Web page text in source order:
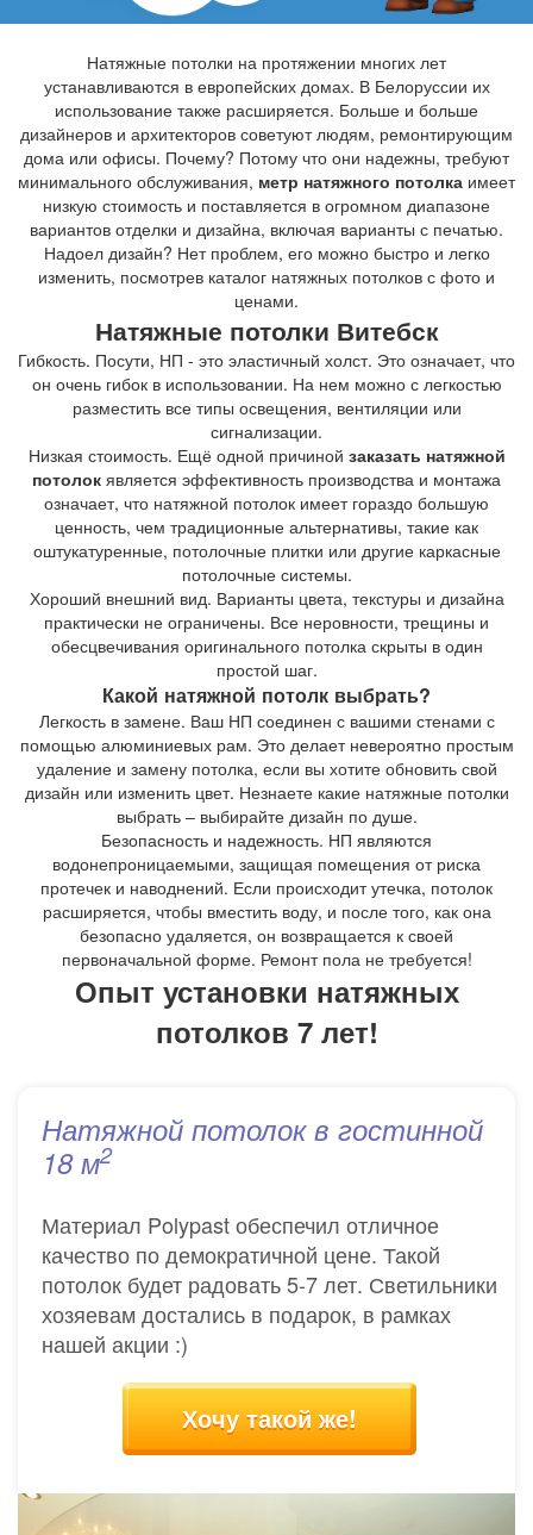
Натяжные потолки на протяжении многих лет
устанавливаются в европейских домах. В Белоруссии их
использование также расширяется. Больше и больше
дизайнеров и архитекторов советуют людям, ремонтирующим
дома или офисы. Почему? Потому что они надежны, требуют
минимального обслуживания, метр натяжного потолка имеет
низкую стоимость и поставляется в огромном диапазоне
вариантов отделки и дизайна, включая варианты с печатью.
Надоел дизайн? Нет проблем, его можно быстро и легко
изменить, посмотрев каталог натяжных потолков с фото и
ценами.
Натяжные потолки Витебск
Гибкость. Посути, НП - это эластичный холст. Это означает, что
он очень гибок в использовании. На нем можно с легкостью
разместить все типы освещения, вентиляции или
сигнализации.
Низкая стоимость. Ещё одной причиной заказать натяжной
потолок является эффективность производства и монтажа
означает, что натяжной потолок имеет гораздо большую
ценность, чем традиционные альтернативы, такие как
оштукатуренные, потолочные плитки или другие каркасные
потолочные системы.
Хороший внешний вид. Варианты цвета, текстуры и дизайна
практически не ограничены. Все неровности, трещины и
обесцвечивания оригинального потолка скрыты в один
простой шаг.
Какой натяжной потолк выбрать?
Легкость в замене. Ваш НП соединен с вашими стенами с
помощью алюминиевых рам. Это делает невероятно простым
удаление и замену потолка, если вы хотите обновить свой
дизайн или изменить цвет. Незнаете какие натяжные потолки
выбрать – выбирайте дизайн по душе.
Безопасность и надежность. НП являются
водонепроницаемыми, защищая помещения от риска
протечек и наводнений. Если происходит утечка, потолок
расширяется, чтобы вместить воду, и после того, как она
безопасно удаляется, он возвращается к своей
первоначальной форме. Ремонт пола не требуется!
Опыт установки натяжных
потолков 7 лет!
Натяжной потолок в гостинной
18 м2
Материал Polypast обеспечил отличное
качество по демократичной цене. Такой
потолок будет радовать 5-7 лет. Светильники
хозяевам достались в подарок, в рамках
нашей акции :)
Хочу такой же!